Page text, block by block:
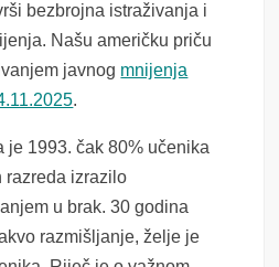
bezbrojna istraživanja i
Našu američku priču
javnog mnijenja
.
je 1993. čak 80% učenika
razreda izrazilo
u brak. 30 godina
razmišljanje, želje je